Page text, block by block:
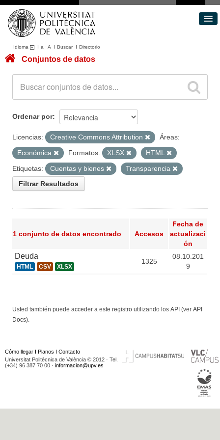
Idioma I a ·A I BuscarI Directorio
Conjuntos de datos
Acerca de
Portal de Transparencia
Conjuntos de datos
Ordenar por
Licencias: Creative Commons Attribution
Áreas:
Económica
Formatos: XLSX
HTML
Etiquetas:
Cuentas y bienes
Transparencia
Filtrar Resultados
1 conjunto de datos encontrado Accesos
Fecha de
actualizaci
ón
Deuda
HTML CSV XLSX
1325
08.10.201
9
Usted también puede acceder a este registro utilizando los API (ver API
Docs).
Cómo llegar I Planos I Contacto
Universitat Politècnica de València © 2012 · Tel.
(+34) 96 387 70 00 · informacion@upv.es